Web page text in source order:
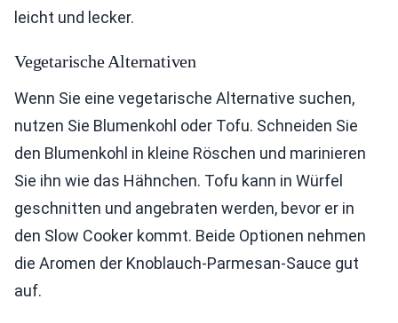
leicht und lecker.
Vegetarische Alternativen
Wenn Sie eine vegetarische Alternative suchen,
nutzen Sie Blumenkohl oder Tofu. Schneiden Sie
den Blumenkohl in kleine Röschen und marinieren
Sie ihn wie das Hähnchen. Tofu kann in Würfel
geschnitten und angebraten werden, bevor er in
den Slow Cooker kommt. Beide Optionen nehmen
die Aromen der Knoblauch-Parmesan-Sauce gut
auf.